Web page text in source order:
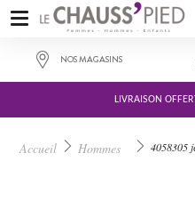
LIVRAISON
NOS MAGASINS
Accueil Hommes 4058305